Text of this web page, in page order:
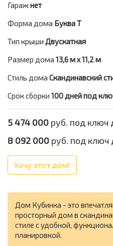
Гаражнет
Форма дома Буква Т
Тип крыши Двускатная
Размер дома 13,6 м х 11,2 м
Стиль дома Скандинавский
Срок сборки 100 дней под
5 474 000 руб. под ключ
8 092 000 руб. под
Хочу этот дом!
Дом Кубинка - это
просторный дом в
стиле с удобной,
планировкой.